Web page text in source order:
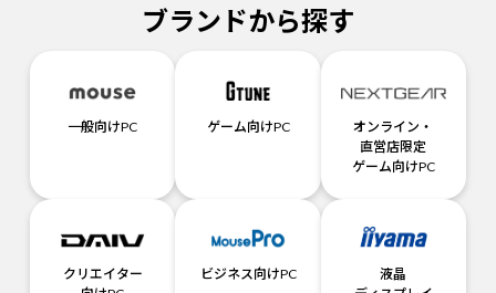
ブランドから探す
一般向けPC ゲーム向けPC
オンライン・
直営店限定
ゲーム向けPC
クリエイター
ビジネス向けPC
液晶